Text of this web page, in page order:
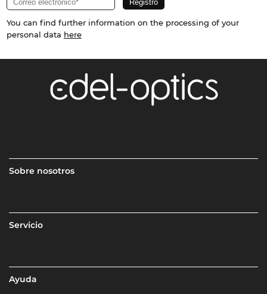
You can find further information on the processing of your
personal data here
Sobre nosotros
Servicio
Ayuda